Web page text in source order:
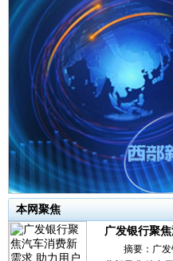
本网聚焦
广发银行聚
摘要：广